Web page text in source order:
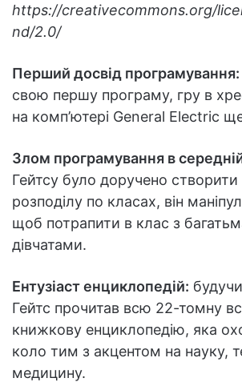
https://creativecommons.org/
nd/2.0/
Перший досвід програмування:
свою першу програму, гру в
на комп’ютері General Electric
Злом програмування в
Гейтсу було доручено
розподілу по класах, він
щоб потрапити в клас з
дівчатами.
Ентузіаст енциклопедій:
Гейтс прочитав всю 22-томну
книжкову енциклопедію, яка
коло тим з акцентом на науку,
медицину.